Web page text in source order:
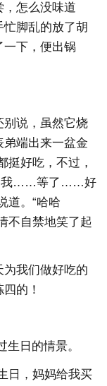
，怎么没味道
脚乱的放了胡
一下，便出锅
别说，虽然它烧
端出来一盆金
挺好吃，不过，
是我……等了……好
道。“哈哈
不自禁地笑了起
我们做好吃的
的！
日的情景。
日，妈妈给我买